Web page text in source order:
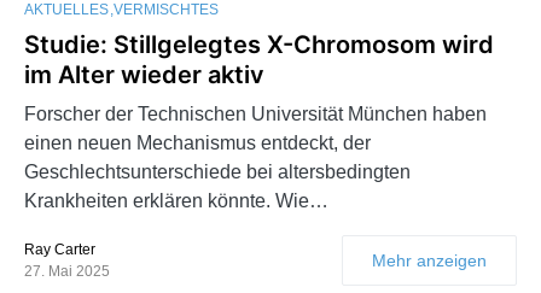
AKTUELLES VERMISCHTES
Studie: Stillgelegtes X-Chromosom wird
im Alter wieder aktiv
Forscher der Technischen Universität München haben
einen neuen Mechanismus entdeckt, der
Geschlechtsunterschiede bei altersbedingten
Krankheiten erklären könnte. Wie…
Ray Carter
27. Mai 2025
Mehr anzeigen